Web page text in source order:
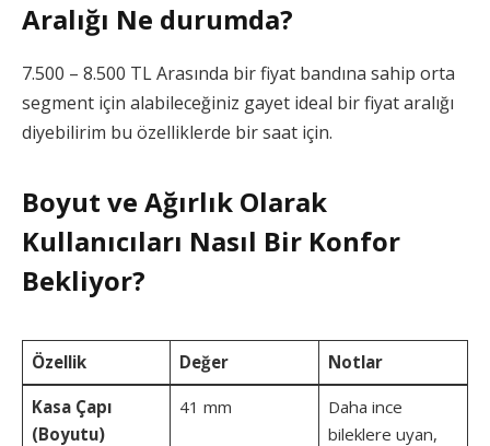
Aralığı Ne durumda?
7.500 – 8.500 TL Arasında bir fiyat bandına sahip orta
segment için alabileceğiniz gayet ideal bir fiyat aralığı
diyebilirim bu özelliklerde bir saat için.
Boyut ve Ağırlık Olarak
Kullanıcıları Nasıl Bir Konfor
Bekliyor?
Özellik Değer Notlar
Kasa Çapı
(Boyutu)
41 mm
Daha ince
bileklere uyan,